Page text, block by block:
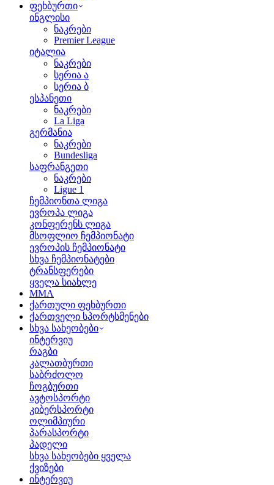
ფეხბურთი
ინგლისი
ნაკრები
Premier League
იტალია
ნაკრები
სერია ა
სერია ბ
ესპანეთი
ნაკრები
La Liga
გერმანია
ნაკრები
Bundesliga
საფრანგეთი
ნაკრები
Ligue 1
ჩემპიონთა ლიგა
ევროპა ლიგა
კონფერენს ლიგა
მსოფლიო ჩემპიონატი
ევროპის ჩემპიონატი
სხვა ჩემპიონატები
ტრანსფერები
ყველა სიახლე
MMA
ქართული ფეხბურთი
ქართველი სპორტსმენები
სხვა სახეობები
ინტერვიუ
რაგბი
კალათბურთი
საბრძოლო
ჩოგბურთი
ავტოსპორტი
კიბერსპორტი
ოლიმპიური
პარასპორტი
პადელი
სხვა სახეობები ყველა
ქვიზები
ინტერვიუ